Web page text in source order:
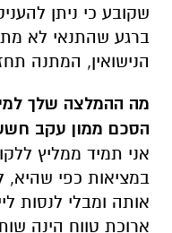
שקובע כי ניתן
ברגע שהתנאי לא
הנישואין, המתנה
מה ההמלצה שלך
הסכם ממון עקב
אני תמיד ממליץ
במציאות כפי שהיא,
אותה ומבלי לנסות
ארוכת טווח הינה